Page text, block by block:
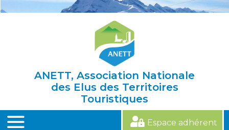
ANETT, Association Nationale
des Elus des Territoires
Touristiques
Espace adhérent